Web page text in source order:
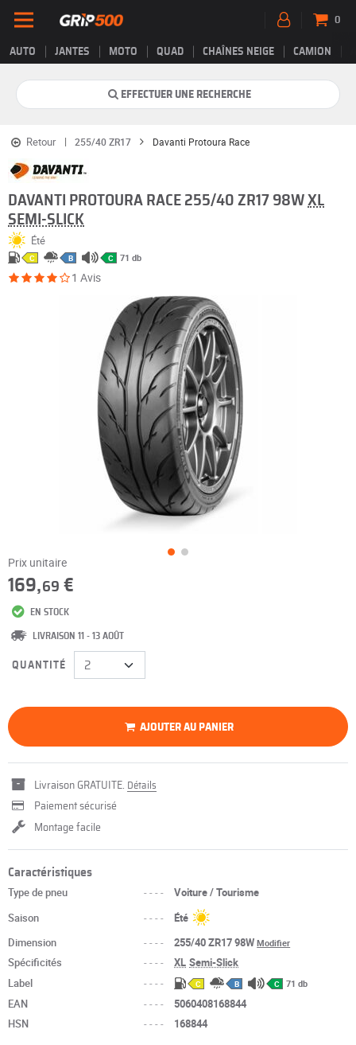
AUTO JANTES MOTO QUAD CHAÎNES NEIGE CAMION
0
EFFECTUER UNE RECHERCHE
Retour 255/40 ZR17 Davanti Protoura Race
DAVANTI PROTOURA RACE 255/40 ZR17 98W XL
SEMI-SLICK
Été
C B C 71 db
1 Avis
Prix unitaire
169,69 €
EN STOCK
LIVRAISON 11 - 13 AOÛT
QUANTITÉ
AJOUTER AU PANIER
Livraison GRATUITE. Détails
Paiement sécurisé
Montage facile
Caractéristiques
Type de pneu ----
Voiture / Tourisme
Saison
----
Été
Dimension
---- 255/40 ZR17 98WModifier
Spécificités ---- XL Semi-Slick
Label
---- C B C 71 db
EAN ----
5060408168844
HSN
---- 168844